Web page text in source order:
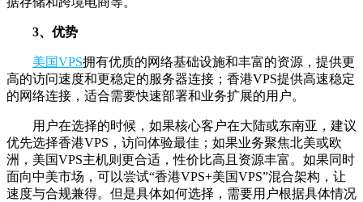
3、优势
美国VPS拥有优质的网络基础设施和丰富的资源，提供更
高的访问速度和更稳定的服务器连接；香港VPS提供高速稳定
的网络连接，适合需要快速部署和业务扩展的用户。
用户在选择的时候，如果核心客户在大陆或东南亚，建议
优先选择香港VPS，访问体验最佳；如果业务聚焦北美或欧
洲，美国VPS主机则更合适，性价比高且资源丰富。如果同时
面向中美市场，可以尝试“香港VPS+美国VPS”混合架构，让
速度与合规兼得。但是具体如何选择，需要用户根据具体情况